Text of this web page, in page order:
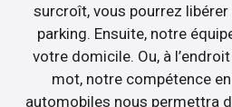
surcroît, vous pourrez libérer
parking. Ensuite, notre
votre domicile. Ou, à
mot, notre compétence
automobiles nous permettra